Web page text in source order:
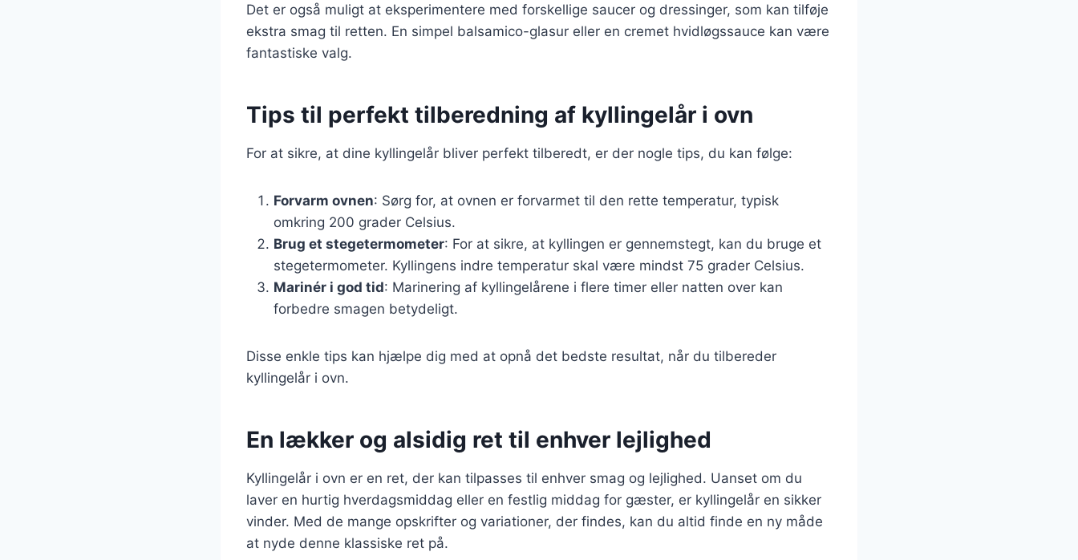
Det er også muligt at eksperimentere med forskellige saucer og dressinger, som kan tilføje
ekstra smag til retten. En simpel balsamico-glasur eller en cremet hvidløgssauce kan være
fantastiske valg.
Tips til perfekt tilberedning af kyllingelår i ovn
For at sikre, at dine kyllingelår bliver perfekt tilberedt, er der nogle tips, du kan følge:
Forvarm ovnen: Sørg for, at ovnen er forvarmet til den rette temperatur, typisk
omkring 200 grader Celsius.
Brug et stegetermometer: For at sikre, at kyllingen er gennemstegt, kan du bruge et
stegetermometer. Kyllingens indre temperatur skal være mindst 75 grader Celsius.
Marinér i god tid: Marinering af kyllingelårene i flere timer eller natten over kan
forbedre smagen betydeligt.
Disse enkle tips kan hjælpe dig med at opnå det bedste resultat, når du tilbereder
kyllingelår i ovn.
En lækker og alsidig ret til enhver lejlighed
Kyllingelår i ovn er en ret, der kan tilpasses til enhver smag og lejlighed. Uanset om du
laver en hurtig hverdagsmiddag eller en festlig middag for gæster, er kyllingelår en sikker
vinder. Med de mange opskrifter og variationer, der findes, kan du altid finde en ny måde
at nyde denne klassiske ret på.